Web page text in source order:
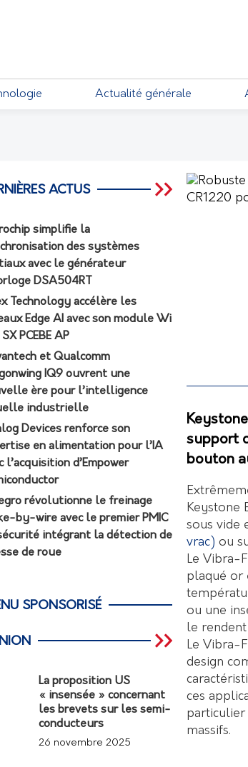
Actualité générale
support
bouton
Keystone
sous vide
vrac) ou
Le Vibra-
plaqué or
ou une
le
Le Vibra-
design
ces
particulier
massifs.
ACTUS
simplifie la
des systèmes
avec le générateur
DSA504RT
Technology accélère les
Edge AI avec son module Wi
PCEBE AP
et Qualcomm
IQ9 ouvrent une
ère pour l’intelligence
industrielle
Devices renforce son
en alimentation pour l’IA
l’acquisition d’Empower
révolutionne le freinage
by-wire avec le premier PMIC
intégrant la détection de
de roue
SPONSORISÉ
La proposition US
« insensée » concernant
les brevets sur les semi-
conducteurs
26 novembre 2025